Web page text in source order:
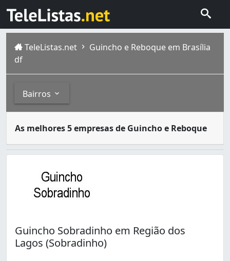
TeleListas.net
Guincho e Reboque em Brasília
df
Bairros
Asa Norte (8)
Asa Sul (4)
Brazlândia (1)
Ceilândia Norte (Ceilândia) (1)
Centro (São Sebastião) (1)
As melhores 5 empresas de Guincho e Reboque
Brasília é formada por gente de todos os lugares,
Guincho Sobradinho em Região dos
Lagos (Sobradinho)